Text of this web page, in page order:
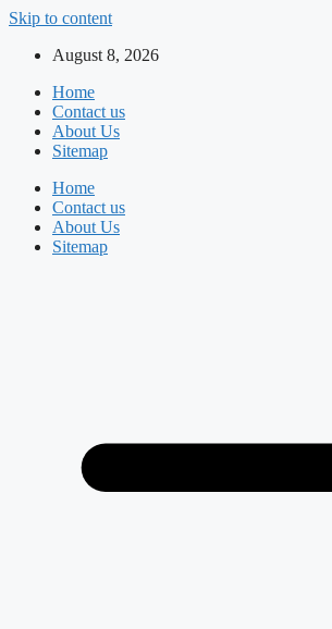
Skip to content
August 8, 2026
Home
Contact us
About Us
Sitemap
Home
Contact us
About Us
Sitemap